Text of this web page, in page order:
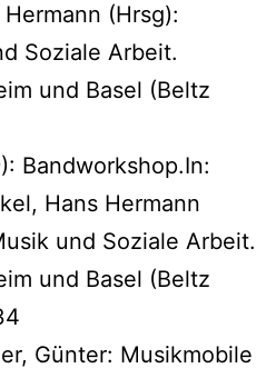
(Hrsg):
Soziale Arbeit.
und Basel (Beltz
Bandworkshop.In:
Hans Hermann
und Soziale Arbeit.
und Basel (Beltz
Günter: Musikmobile